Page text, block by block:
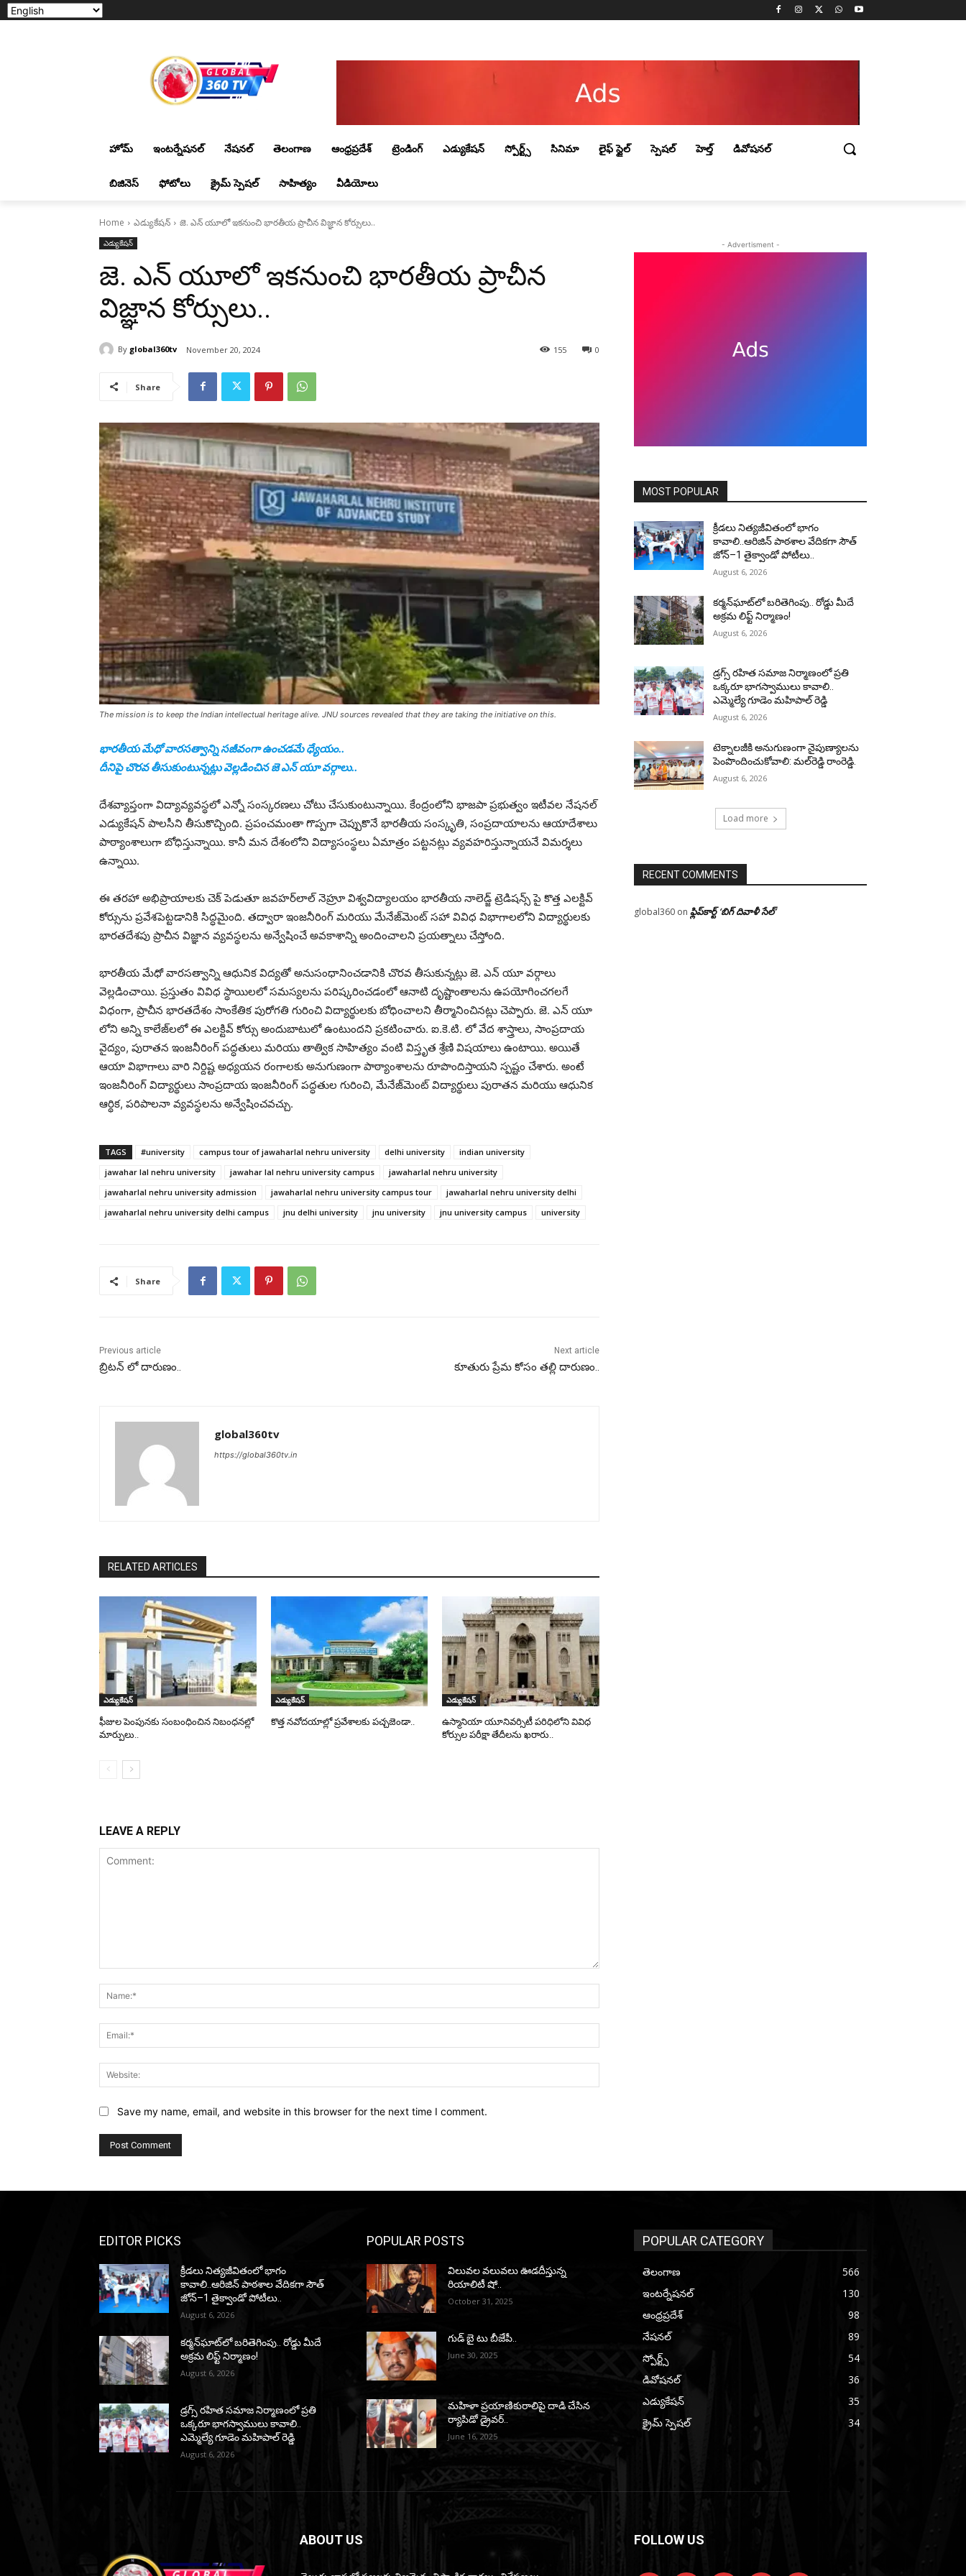
హోమ్ ఇంటర్నేషనల్ నేషనల్ తెలంగాణ ఆంధ్రప్రదేశ్ ట్రెండింగ్‌ ఎడ్యుకేషన్ స్పోర్ట్స్ సినిమా లైఫ్ స్టైల్ స్పెషల్ హెల్త్ డివోషనల్
బిజినెస్ ఫోటోలు క్రైమ్ స్పెషల్ సాహిత్యం వీడియోలు
Home ఎడ్యుకేషన్ జె. ఎన్ యూలో ఇకనుంచి భారతీయ ప్రాచీన విజ్ఞాన కోర్సులు..
ఎడ్యుకేషన్
జె. ఎన్ యూలో ఇకనుంచి భారతీయ ప్రాచీన
విజ్ఞాన కోర్సులు..
By global360tv November 20, 2024 0
155
Share
The mission is to keep the Indian intellectual heritage alive. JNU sources revealed that they are taking the initiative on this.
భారతీయ మేధో వారసత్వాన్ని సజీవంగా ఉంచడమే ధ్యేయం..
దీనిపై చొరవ తీసుకుంటున్నట్లు వెల్లడించిన జె ఎన్ యూ వర్గాలు..
దేశవ్యాప్తంగా విద్యావ్యవస్థలో ఎన్నో సంస్కరణలు చోటు చేసుకుంటున్నాయి. కేంద్రంలోని భాజపా ప్రభుత్వం ఇటీవల నేషనల్
ఎడ్యుకేషన్ పాలసీని తీసుకొచ్చింది. ప్రపంచమంతా గొప్పగా చెప్పుకొనే భారతీయ సంస్కృతి, సంప్రదాయాలను ఆయాదేశాలు
పాఠ్యాంశాలుగా బోధిస్తున్నాయి. కానీ మన దేశంలోని విద్యాసంస్థలు ఏమాత్రం పట్టనట్లు వ్యవహరిస్తున్నాయనే విమర్శలు
ఉన్నాయి.
ఈ తరహా అభిప్రాయాలకు చెక్ పెడుతూ జవహర్‌లాల్ నెహ్రూ విశ్వవిద్యాలయం భారతీయ నాలెడ్జ్ ట్రెడిషన్స్ పై కొత్త ఎలక్టివ్
కోర్సును ప్రవేశపెట్టడానికి సిద్ధమైంది. తద్వారా ఇంజనీరింగ్ మరియు మేనేజ్‌మెంట్‌ సహా వివిధ విభాగాలలోని విద్యార్థులకు
భారతదేశపు ప్రాచీన విజ్ఞాన వ్యవస్థలను అన్వేషించే అవకాశాన్ని అందించాలని ప్రయత్నాలు చేస్తోంది.
భారతీయ మేధో వారసత్వాన్ని ఆధునిక విద్యతో అనుసంధానించడానికి చొరవ తీసుకున్నట్లు జె. ఎన్ యూ వర్గాలు
వెల్లడించాయి. ప్రస్తుతం వివిధ స్థాయిలలో సమస్యలను పరిష్కరించడంలో ఆనాటి దృష్టాంతాలను ఉపయోగించగలగే
విధంగా, ప్రాచీన భారతదేశం సాంకేతిక పురోగతి గురించి విద్యార్థులకు బోధించాలని తీర్మానించినట్లు చెప్పారు. జె. ఎన్ యూ
లోని అన్ని కాలేజ్‌లలో ఈ ఎలక్టివ్ కోర్సు అందుబాటులో ఉంటుందని ప్రకటించారు. ఐ.కె.టి. లో వేద శాస్త్రాలు, సాంప్రదాయ
వైద్యం, పురాతన ఇంజనీరింగ్ పద్ధతులు మరియు తాత్విక సాహిత్యం వంటి విస్తృత శ్రేణి విషయాలు ఉంటాయి. అయితే
ఆయా విభాగాలు వారి నిర్దిష్ట అధ్యయన రంగాలకు అనుగుణంగా పాఠ్యాంశాలను రూపొందిస్తాయని స్పష్టం చేశారు. అంటే
ఇంజనీరింగ్ విద్యార్థులు సాంప్రదాయ ఇంజనీరింగ్ పద్ధతుల గురించి, మేనేజ్‌మెంట్ విద్యార్థులు పురాతన మరియు ఆధునిక
ఆర్థిక, పరిపాలనా వ్యవస్థలను అన్వేషించవచ్చు.
TAGS #university campus tour of jawaharlal nehru university delhi university
indian university
jawahar lal nehru university
jawahar lal nehru university campus
jawaharlal nehru university
jawaharlal nehru university admission
jawaharlal nehru university campus tour
jawaharlal nehru university delhi
jawaharlal nehru university delhi campus
jnu delhi university jnu university jnu university campus university
Share
Previous article
బ్రిటన్ లో దారుణం..
Next article
కూతురు ప్రేమ కోసం తల్లి దారుణం..
global360tv
https://global360tv.in
RELATED ARTICLES
ఎడ్యుకేషన్
ఫీజుల పెంపునకు సంబంధించిన నిబంధనల్లో
మార్పులు..
ఎడ్యుకేషన్
కొత్త నవోదయాల్లో ప్రవేశాలకు పచ్చజెండా..
ఎడ్యుకేషన్
ఉస్మానియా యూనివర్సిటీ పరిధిలోని వివిధ
కోర్సుల పరీక్షా తేదీలను ఖరారు..
LEAVE A REPLY
Save my name, email, and website in this browser for the next time I comment.
- Advertisment -
MOST POPULAR
క్రీడలు నిత్యజీవితంలో భాగం
కావాలి..ఆరిజిన్ పాఠశాల వేదికగా సౌత్
జోన్–1 తైక్వాండో పోటీలు..
August 6, 2026
కర్మన్‌ఘాట్‌లో బరితెగింపు.. రోడ్డు మీదే
అక్రమ లిఫ్ట్ నిర్మాణం!
August 6, 2026
డ్రగ్స్ రహిత సమాజ నిర్మాణంలో ప్రతి
ఒక్కరూ భాగస్వాములు కావాలి..
ఎమ్మెల్యే గూడెం మహిపాల్ రెడ్డి
August 6, 2026
టెక్నాలజీకి అనుగుణంగా నైపుణ్యాలను
పెంపొందించుకోవాలి: మల్‌రెడ్డి రాంరెడ్డి.
August 6, 2026
Load more
RECENT COMMENTS
global360 on ఫ్లిప్‌కార్ట్ ‘బిగ్ దివాళీ సేల్’
EDITOR PICKS
క్రీడలు నిత్యజీవితంలో భాగం
కావాలి..ఆరిజిన్ పాఠశాల వేదికగా సౌత్
జోన్–1 తైక్వాండో పోటీలు..
August 6, 2026
కర్మన్‌ఘాట్‌లో బరితెగింపు.. రోడ్డు మీదే
అక్రమ లిఫ్ట్ నిర్మాణం!
August 6, 2026
డ్రగ్స్ రహిత సమాజ నిర్మాణంలో ప్రతి
ఒక్కరూ భాగస్వాములు కావాలి..
ఎమ్మెల్యే గూడెం మహిపాల్ రెడ్డి
August 6, 2026
POPULAR POSTS
విలువల వలువలు ఊడదీస్తున్న
రియాలిటీ షో..
October 31, 2025
గుడ్ బై టు బీజేపీ..
June 30, 2025
మహిళా ప్రయాణికురాలిపై దాడి చేసిన
ర్యాపిడో డ్రైవర్‌..
June 16, 2025
POPULAR CATEGORY
తెలంగాణ
566
ఇంటర్నేషనల్
130
ఆంధ్రప్రదేశ్
98
నేషనల్
89
స్పోర్ట్స్
54
డివోషనల్
36
ఎడ్యుకేషన్
35
క్రైమ్ స్పెషల్
34
ABOUT US FOLLOW US